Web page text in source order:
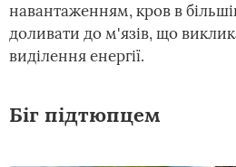
навантаженням, кров в
доливати до м'язів, що
виділення енергії.
Біг підтюпцем